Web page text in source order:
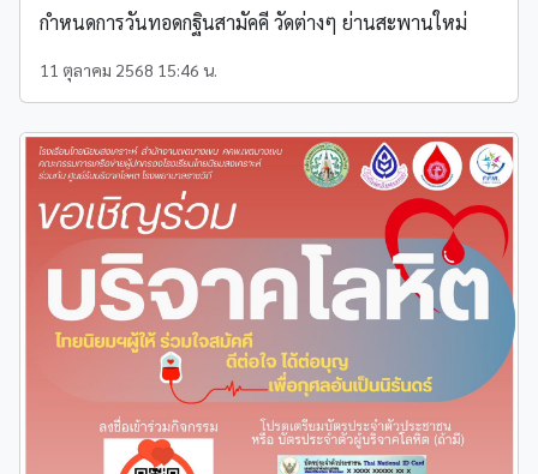
กำหนดการวันทอดกฐินสามัคคี วัดต่างๆ ย่านสะพานใหม่
11 ตุลาคม 2568 15:46 น.